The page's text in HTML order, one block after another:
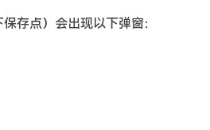
存点）会出现以下弹窗：